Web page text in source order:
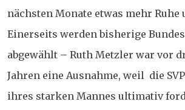
nächsten Monate etwas mehr Ruhe
Einerseits werden bisherige
abgewählt – Ruth Metzler war vor
Jahren eine Ausnahme, weil die
ihres starken Mannes ultimativ